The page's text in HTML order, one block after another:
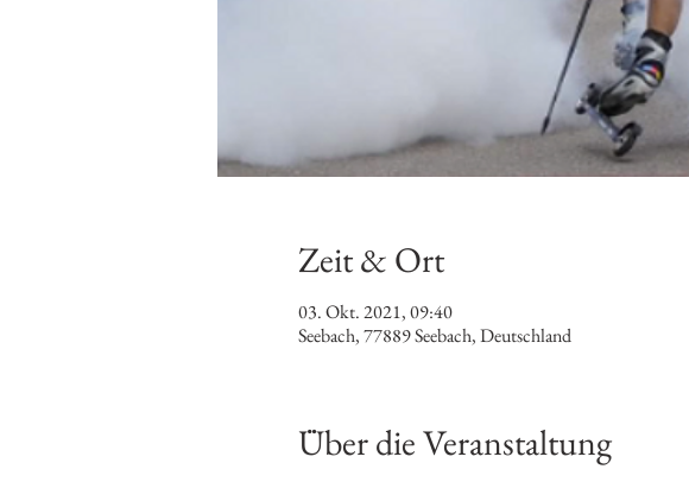
Zeit & Ort
03. Okt. 2021, 09:40
Seebach, 77889 Seebach, Deutschland
Über die Veranstaltung